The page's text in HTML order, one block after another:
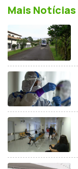
Mais Notícias